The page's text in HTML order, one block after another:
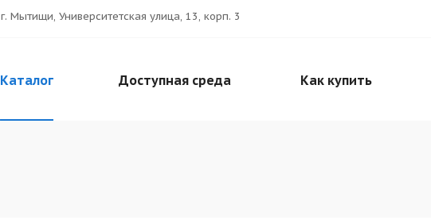
г. Мытищи, Университетская улица, 13, корп. 3
Каталог Доступная среда Как купить